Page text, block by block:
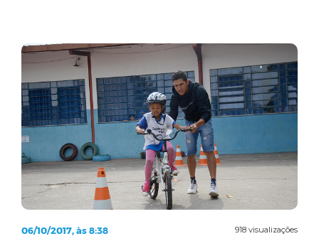
918 visualizações
06/10/2017, às 8:38